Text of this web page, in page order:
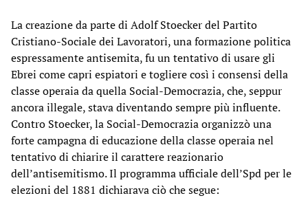
La creazione da parte di Adolf Stoecker del Partito
Cristiano-Sociale dei Lavoratori, una formazione politica
espressamente antisemita, fu un tentativo di usare gli
Ebrei come capri espiatori e togliere così i consensi della
classe operaia da quella Social-Democrazia, che, seppur
ancora illegale, stava diventando sempre più influente.
Contro Stoecker, la Social-Democrazia organizzò una
forte campagna di educazione della classe operaia nel
tentativo di chiarire il carattere reazionario
dell’antisemitismo. Il programma ufficiale dell’Spd per le
elezioni del 1881 dichiarava ciò che segue: